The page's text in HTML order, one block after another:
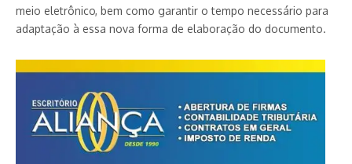
meio eletrônico, bem como garantir o tempo necessário para
adaptação à essa nova forma de elaboração do documento.